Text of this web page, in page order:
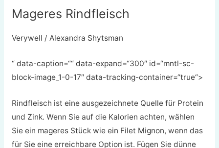
Mageres Rindfleisch
Verywell / Alexandra Shytsman
“ data-caption=““ data-expand=“300″ id=“mntl-sc-
block-image_1-0-17″ data-tracking-container=“true“>
Rindfleisch ist eine ausgezeichnete Quelle für Protein
und Zink. Wenn Sie auf die Kalorien achten, wählen
Sie ein mageres Stück wie ein Filet Mignon, wenn das
für Sie eine erreichbare Option ist. Fügen Sie dünne